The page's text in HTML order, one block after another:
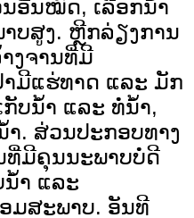
ອື່ນໝົດ, ເລືອກນໍ້າ
ບສູງ. ຫຼີກລ່ຽງການ
ງຈານທີ່ມີ
ມີແຮ່ທາດ ແລະ ມັກ
ກັບນໍ້າ ແລະ ທໍ່ນໍ້າ,
. ສ່ວນປະກອບທາງ
ທີ່ມີຄຸນນະພາບບໍ່ດີ
ນໍ້າ ແລະ
ມສະພາບ. ອັນທີ